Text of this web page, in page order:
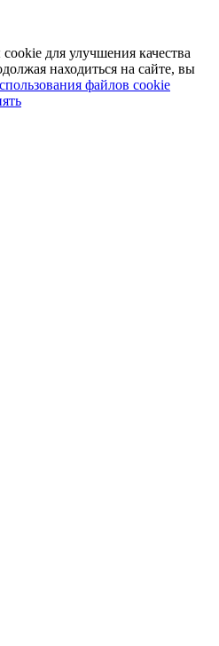
для улучшения качества
находиться на сайте, вы
файлов cookie